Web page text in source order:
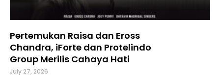
Pertemukan Raisa dan Eross
Chandra, iForte dan Protelindo
Group Merilis Cahaya Hati
July 27, 2026